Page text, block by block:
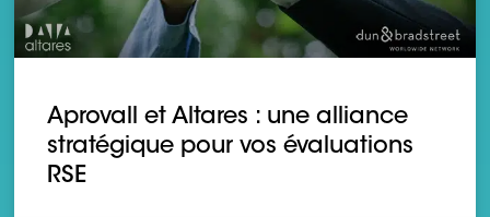
Aprovall et Altares : une alliance
stratégique pour vos évaluations
RSE